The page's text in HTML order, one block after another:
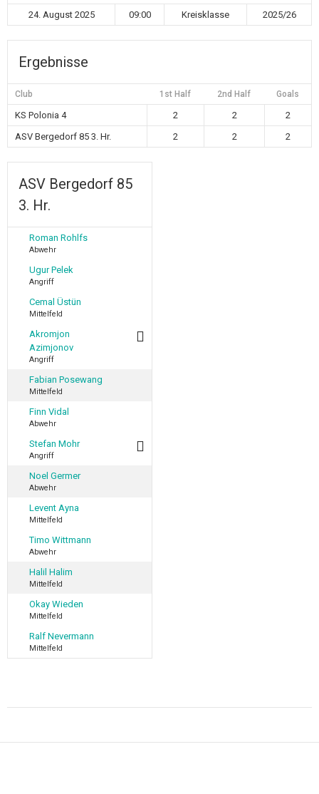
24. August 2025 09:00 Kreisklasse 2025/26
Ergebnisse
Club 1st Half 2nd Half Goals
KS Polonia 4 2 2
2
ASV Bergedorf 85 3. Hr.
2 2 2
ASV Bergedorf 85
3. Hr.
Roman Rohlfs
Abwehr
Ugur Pelek
Angriff
Cemal Üstün
Mittelfeld
Akromjon
Azimjonov
Angriff
Fabian Posewang
Mittelfeld
Finn Vidal
Abwehr
Stefan Mohr
Angriff
Noel Germer
Abwehr
Levent Ayna
Mittelfeld
Timo Wittmann
Abwehr
Halil Halim
Mittelfeld
Okay Wieden
Mittelfeld
Ralf Nevermann
Mittelfeld